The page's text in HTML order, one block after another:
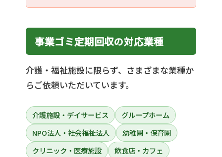
事業ゴミ定期回収の対応業種
介護・福祉施設に限らず、さまざまな業種か
らご依頼いただいています。
介護施設・デイサービス
グループホーム
NPO法人・社会福祉法人
幼稚園・保育園
クリニック・医療施設
飲食店・カフェ